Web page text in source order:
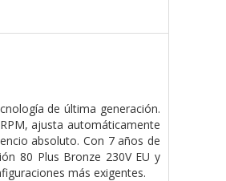
de última generación.
ajusta automáticamente
absoluto. Con 7 años de
80 Plus Bronze 230V EU y
más exigentes.